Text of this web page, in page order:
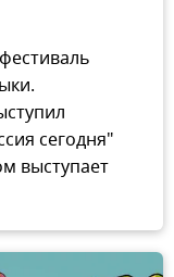
сегодня"
выступает